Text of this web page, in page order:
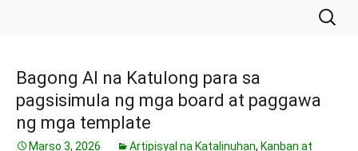
Hanapin
ang:
Bagong AI na Katulong para sa
pagsisimula ng mga board at paggawa
ng mga template
Marso 3, 2026 Artipisyal na Katalinuhan, Kanban at